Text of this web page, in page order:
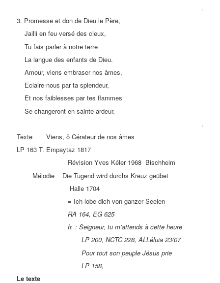
.
3. Promesse et don de Dieu le Père,
Jailli en feu versé des cieux,
Tu fais parler à notre terre
La langue des enfants de Dieu.
Amour, viens embraser nos âmes,
Eclaire-nous par ta splendeur,
Et nos faiblesses par tes flammes
Se changeront en sainte ardeur.
.
Texte Viens, ô Cérateur de nos âmes
LP 163 T. Empaytaz 1817
Révision Yves Kéler 1968 Bischheim
Mélodie Die Tugend wird durchs Kreuz geübet
Halle 1704
= Ich lobe dich von ganzer Seelen
RA 164, EG 625
fr. : Seigneur, tu m’attends à cette heure
LP 200, NCTC 228, ALLéluia 23/07
Pour tout son peuple Jésus prie
LP 158,
Le texte